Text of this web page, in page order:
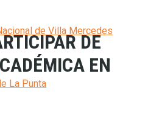
de Villa Mercedes
La Punta
DE
EN